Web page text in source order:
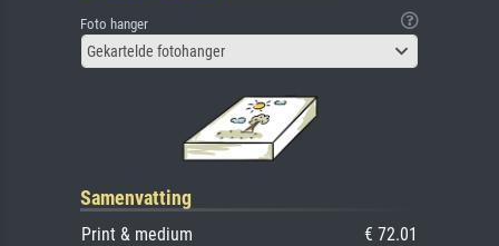
Foto hanger
Gekartelde fotohanger
Samenvatting
Print & medium
€ 72.01